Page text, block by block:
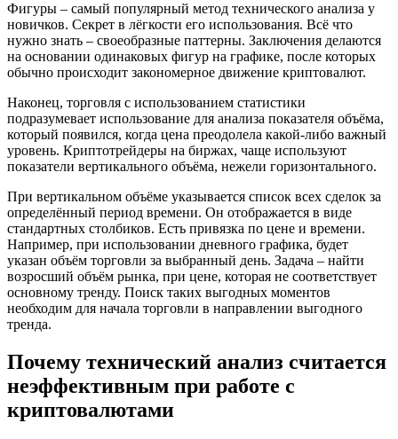
Фигуры – самый популярный метод технического анализа у
новичков. Секрет в лёгкости его использования. Всё что
нужно знать – своеобразные паттерны. Заключения делаются
на основании одинаковых фигур на графике, после которых
обычно происходит закономерное движение криптовалют.
Наконец, торговля с использованием статистики
подразумевает использование для анализа показателя объёма,
который появился, когда цена преодолела какой-либо важный
уровень. Криптотрейдеры на биржах, чаще используют
показатели вертикального объёма, нежели горизонтального.
При вертикальном объёме указывается список всех сделок за
определённый период времени. Он отображается в виде
стандартных столбиков. Есть привязка по цене и времени.
Например, при использовании дневного графика, будет
указан объём торговли за выбранный день. Задача – найти
возросший объём рынка, при цене, которая не соответствует
основному тренду. Поиск таких выгодных моментов
необходим для начала торговли в направлении выгодного
тренда.
Почему технический анализ считается
неэффективным при работе с
криптовалютами